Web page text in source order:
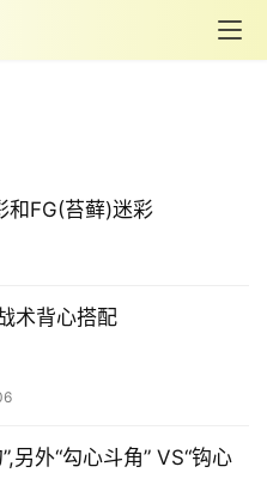
和FG(苔藓)迷彩
术背心搭配
另外“勾心斗角” VS“钩心